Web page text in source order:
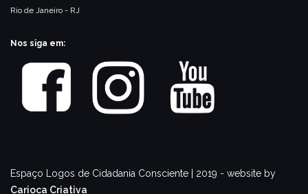
Rio de Janeiro - RJ
Nos siga em:
Espaço Logos de Cidadania Consciente | 2019 - website by
Carioca Criativa